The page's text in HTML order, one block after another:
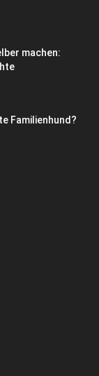
machen:
Familienhund?